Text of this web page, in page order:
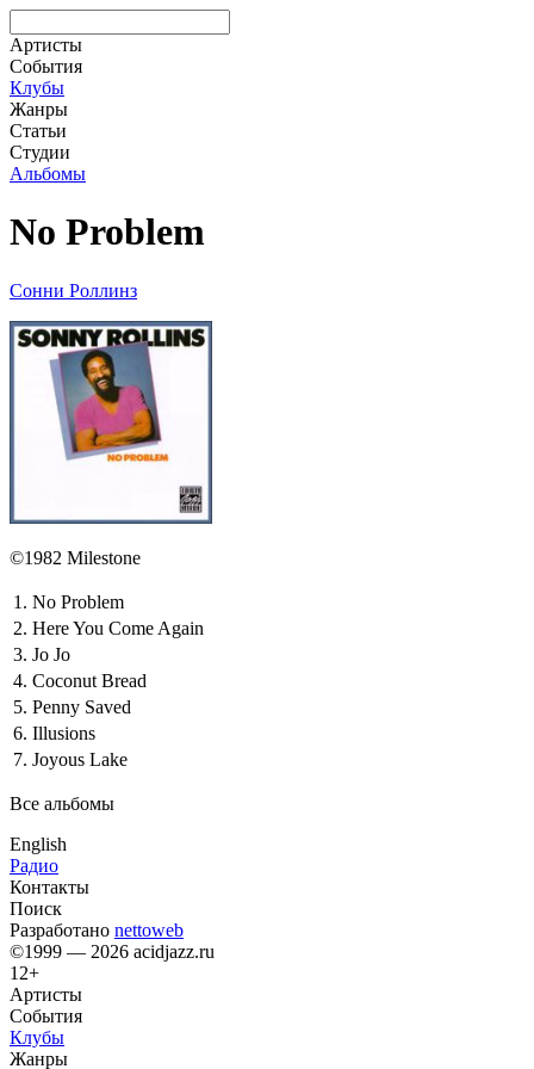
Артисты
События
Клубы
Жанры
Статьи
Студии
Альбомы
No Problem
Сонни Роллинз
©1982 Milestone
1. No Problem
2. Here You Come Again
3. Jo Jo
4. Coconut Bread
5. Penny Saved
6. Illusions
7. Joyous Lake
Все альбомы
English
Радио
Контакты
Поиск
Разработано nettoweb
©1999 — 2026 acidjazz.ru
12+
Артисты
События
Клубы
Жанры